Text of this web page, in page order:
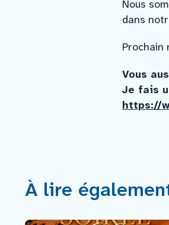
Nous
dans
Prochain
Vous
Je fais
https://
À lire